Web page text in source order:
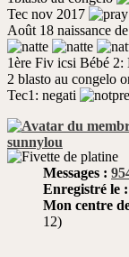
Tec nov 2017
Août 18 naissance
1ère Fiv icsi Bébé 2:
2 blasto au congelo
Tec1: negati
sunnylou
Messages :
Enregistré le :
Mon centre
12)